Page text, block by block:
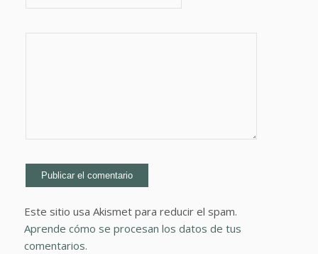
Este sitio usa Akismet para reducir el spam.
Aprende cómo se procesan los datos de tus
comentarios.